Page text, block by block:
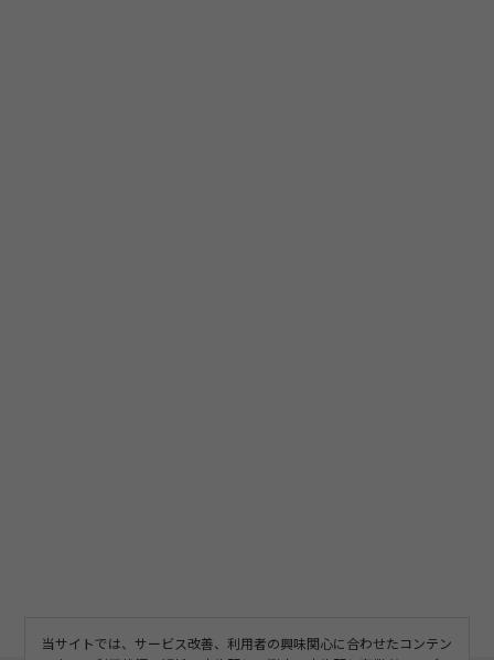
当サイトでは、サービス改善、利用者の興味関心に合わせたコンテン